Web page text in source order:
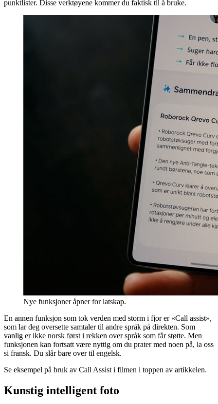
punktlister. Disse verktøyene kommer du faktisk til å bruke.
Nye funksjoner åpner for latskap.
En annen funksjon som tok verden med storm i fjor er «Call assist»,
som lar deg oversette samtaler til andre språk på direkten. Som
vanlig er ikke norsk først i rekken over språk som får støtte. Men
funksjonen kan fortsatt være nyttig om du prater med noen på, la oss
si fransk. Du slår bare over til engelsk.
Se eksempel på bruk av Call Assist i filmen i toppen av artikkelen.
Kunstig intelligent foto